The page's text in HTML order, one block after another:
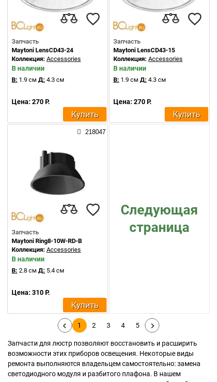
Запчасть
Maytoni LensCD43-24
Коллекция: Accessories
В наличии
В: 1.9 см Д: 4.3 см
Цена: 270 Р.
Купить
Запчасть
Maytoni LensCD43-15
Коллекция: Accessories
В наличии
В: 1.9 см Д: 4.3 см
Цена: 270 Р.
Купить
218047
Запчасть
Maytoni Ring8-10W-RD-B
Коллекция: Accessories
В наличии
В: 2.8 см Д: 5.4 см
Цена: 310 Р.
Купить
Следующая
страница
1 2 3 4 5
Запчасти для люстр позволяют восстановить и расширить
возможности этих приборов освещения. Некоторые виды
ремонта выполняются владельцем самостоятельно: замена
светодиодного модуля и разбитого плафона. В нашем